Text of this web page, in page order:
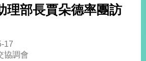
理部長賈朵德率團訪
17
協調會